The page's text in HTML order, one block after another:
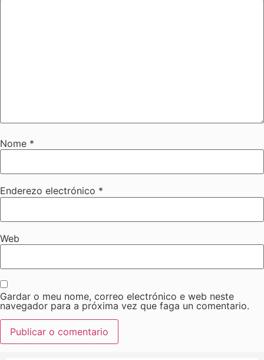
Nome *
Enderezo electrónico *
Web
Gardar o meu nome, correo electrónico e web neste
navegador para a próxima vez que faga un comentario.